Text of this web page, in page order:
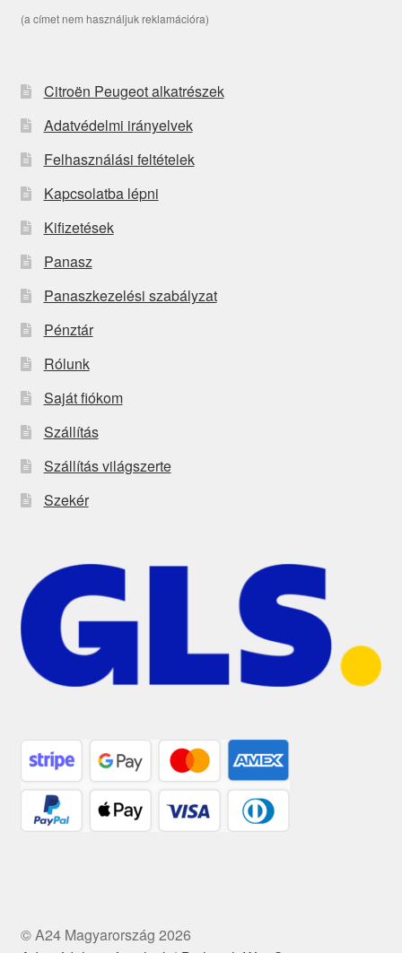
(a címet nem használjuk reklamációra)
Citroën Peugeot alkatrészek
Adatvédelmi irányelvek
Felhasználási feltételek
Kapcsolatba lépni
Kifizetések
Panasz
Panaszkezelési szabályzat
Pénztár
Rólunk
Saját fiókom
Szállítás
Szállítás világszerte
Szekér
© A24 Magyarország 2026